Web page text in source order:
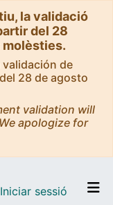
la validació
del 28
molèsties.
de
28 de agosto
validation will
apologize for
Iniciar sessió (current)